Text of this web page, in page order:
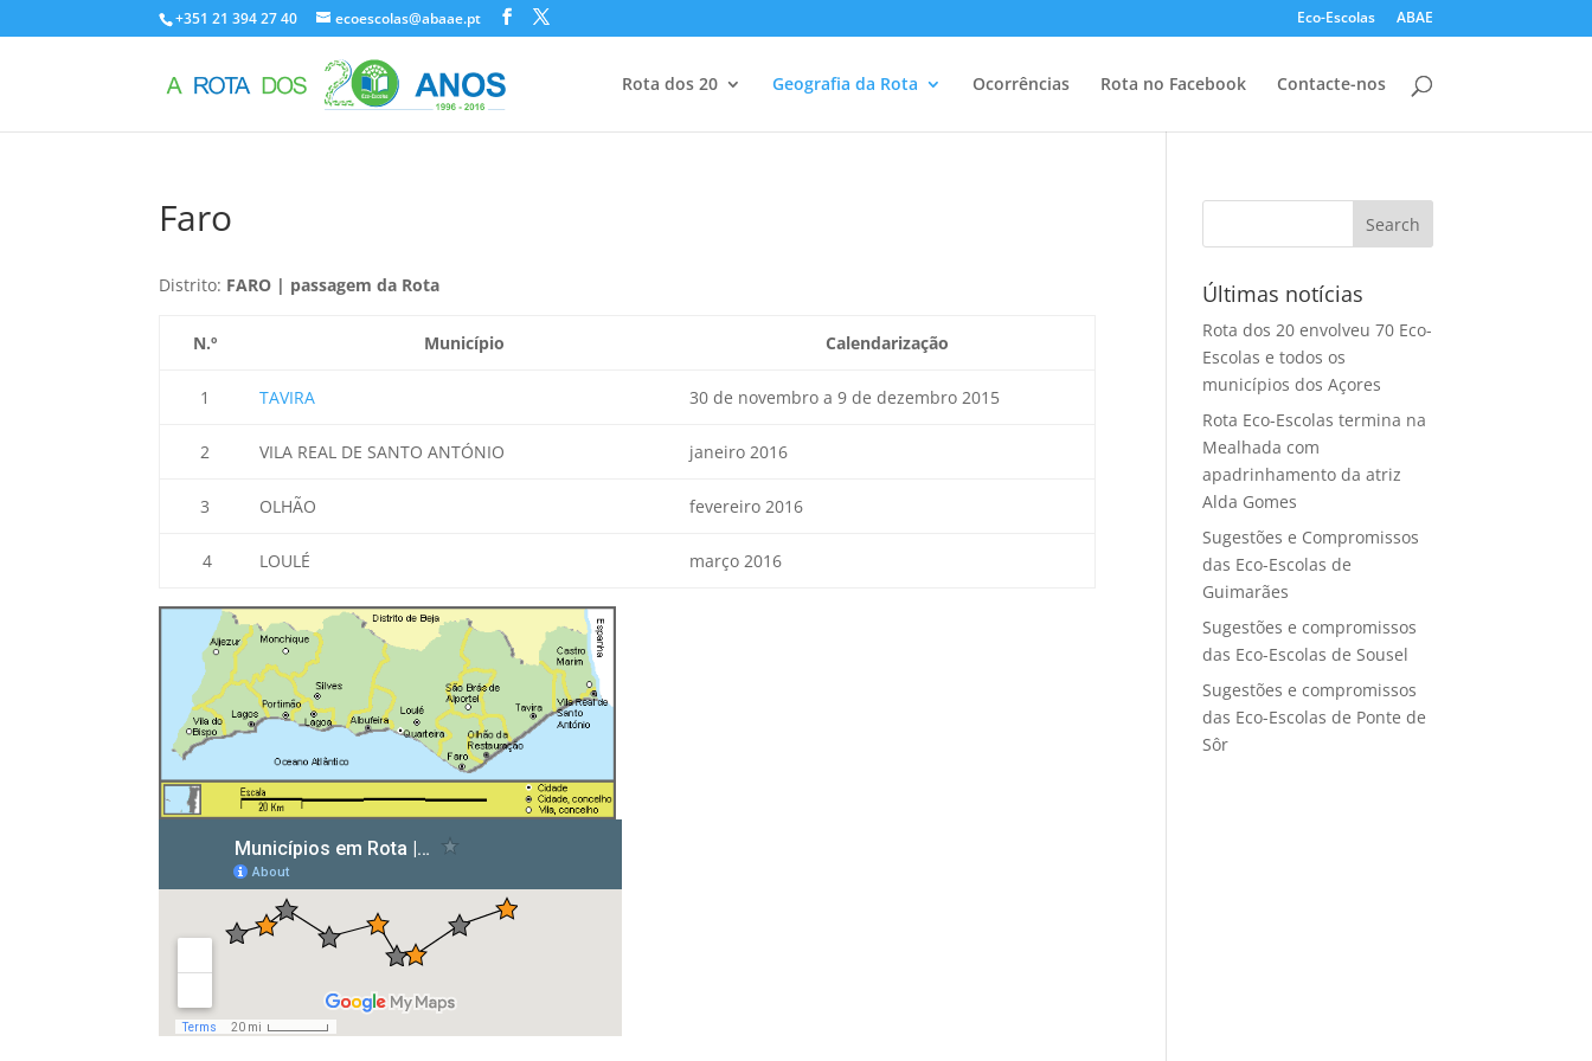
+351 21 394 27 40 ecoescolas@abaae.pt Eco-Escolas ABAE
Rota dos 20 Geografia da Rota Ocorrências Rota no Facebook Contacte-nos
Faro
Distrito: FARO | passagem da Rota
N.º Município Calendarização
1 TAVIRA 30 de novembro a 9 de dezembro 2015
2 VILA REAL DE SANTO ANTÓNIO janeiro 2016
3 OLHÃO fevereiro 2016
4 LOULÉ março 2016
Últimas notícias
Rota dos 20 envolveu 70 Eco-
Escolas e todos os
municípios dos Açores
Rota Eco-Escolas termina na
Mealhada com
apadrinhamento da atriz
Alda Gomes
Sugestões e Compromissos
das Eco-Escolas de
Guimarães
Sugestões e compromissos
das Eco-Escolas de Sousel
Sugestões e compromissos
das Eco-Escolas de Ponte de
Sôr